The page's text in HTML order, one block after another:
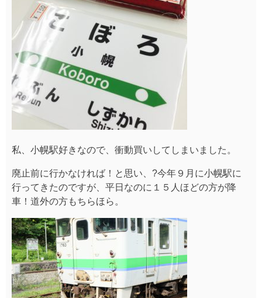
私、小幌駅好きなので、衝動買いしてしまいました。
廃止前に行かなければ！と思い、?今年９月に小幌駅に
行ってきたのですが、平日なのに１５人ほどの方が降
車！道外の方もちらほら。